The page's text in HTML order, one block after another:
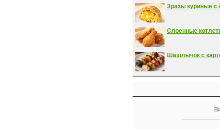
Зразы куриные с
Слоенные
Шашлычок с